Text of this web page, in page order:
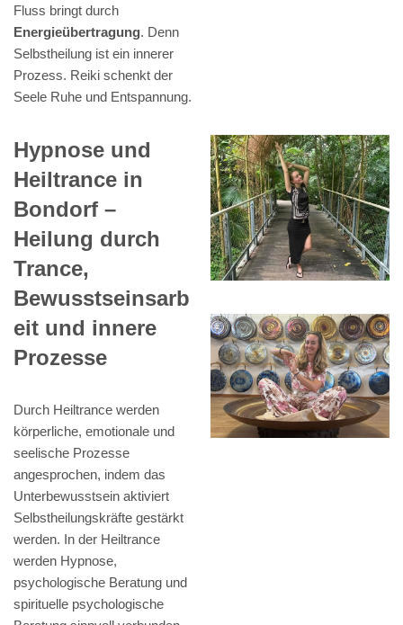
Fluss bringt durch
Energieübertragung. Denn
Selbstheilung ist ein innerer
Prozess. Reiki schenkt der
Seele Ruhe und Entspannung.
Hypnose und
Heiltrance in
Bondorf –
Heilung durch
Trance,
Bewusstseinsarb
eit und innere
Prozesse
Durch Heiltrance werden
körperliche, emotionale und
seelische Prozesse
angesprochen, indem das
Unterbewusstsein aktiviert
Selbstheilungskräfte gestärkt
werden. In der Heiltrance
werden Hypnose,
psychologische Beratung und
spirituelle psychologische